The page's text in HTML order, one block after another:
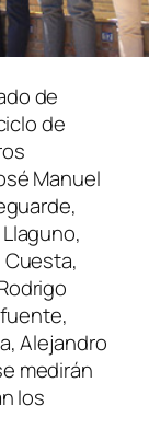
de
de
Manuel
Cuesta,
Alejandro
medirán
los